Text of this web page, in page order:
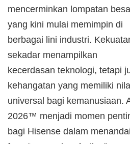
mencerminkan lompatan
yang kini mulai memimpin di
berbagai lini industri.
sekadar menampilkan
kecerdasan teknologi, tetapi
kehangatan yang memiliki
universal bagi kemanusiaan.
2026™ menjadi momen
bagi Hisense dalam